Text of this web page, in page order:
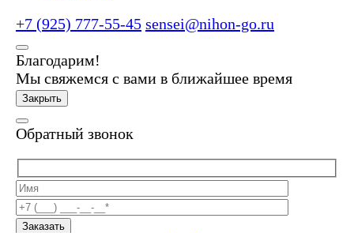
+7 (925) 777-55-45 sensei@nihon-go.ru
Благодарим!
Мы свяжемся с вами в ближайшее время
Закрыть
Обратный звонок
Заказать